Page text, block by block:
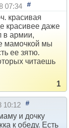
07:34 #
красивая
красивее даже
в армии,
мамочкой мы
ее зятю.
читаешь
1
10:12 #
и дочку
к обеду. Есть